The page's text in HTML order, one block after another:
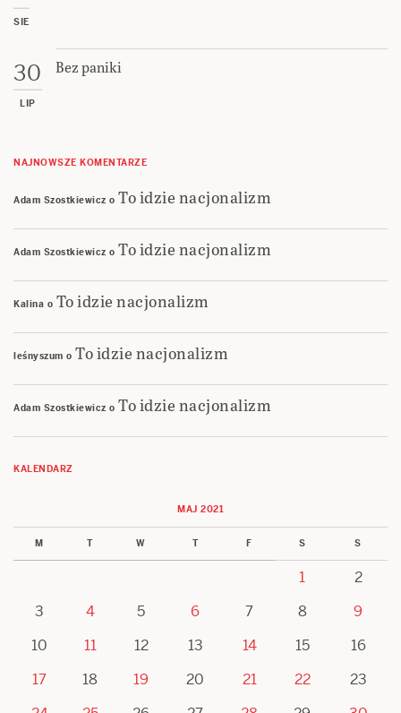
SIE
30
LIP
Bez paniki
NAJNOWSZE KOMENTARZE
Adam Szostkiewicz o To idzie nacjonalizm
Adam Szostkiewicz o To idzie nacjonalizm
Kalina o To idzie nacjonalizm
leśnyszum o To idzie nacjonalizm
Adam Szostkiewicz o To idzie nacjonalizm
KALENDARZ
MAJ 2021
M T W T F S S
1
2
3
4 5 6 7 8
9
10
11 12 13 14 15
16
17
18 19 20 21 22
23